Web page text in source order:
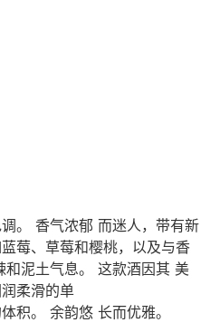
。 ⾹⽓浓郁 ⽽迷⼈，带有新
莓、草莓和樱桃，以及与⾹
泥⼟⽓息。 这款酒因其 美
柔滑的单
积。 余韵悠 ⻓⽽优雅。